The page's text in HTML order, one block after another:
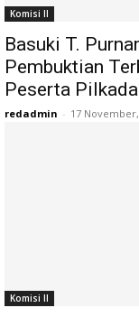
Komisi II
Basuki T.
Pembuktian
Peserta Pilkada
redadmin - 17 November,
Komisi II